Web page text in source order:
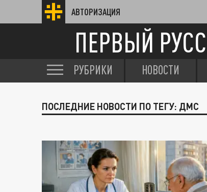
АВТОРИЗАЦИЯ
ПЕРВЫЙ
РУБРИКИ НОВОСТИ
ПОСЛЕДНИЕ НОВОСТИ ПО ТЕГУ: ДМС